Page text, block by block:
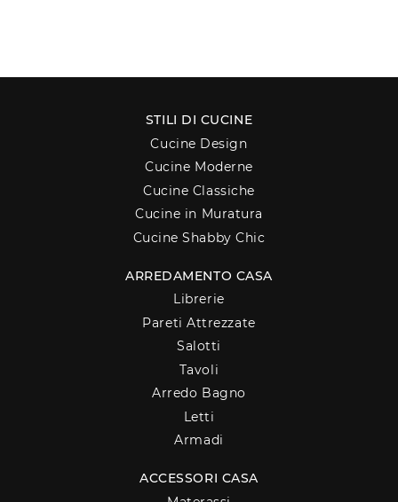
STILI DI CUCINE
Cucine Design
Cucine Moderne
Cucine Classiche
Cucine in Muratura
Cucine Shabby Chic
ARREDAMENTO CASA
Librerie
Pareti Attrezzate
Salotti
Tavoli
Arredo Bagno
Letti
Armadi
ACCESSORI CASA